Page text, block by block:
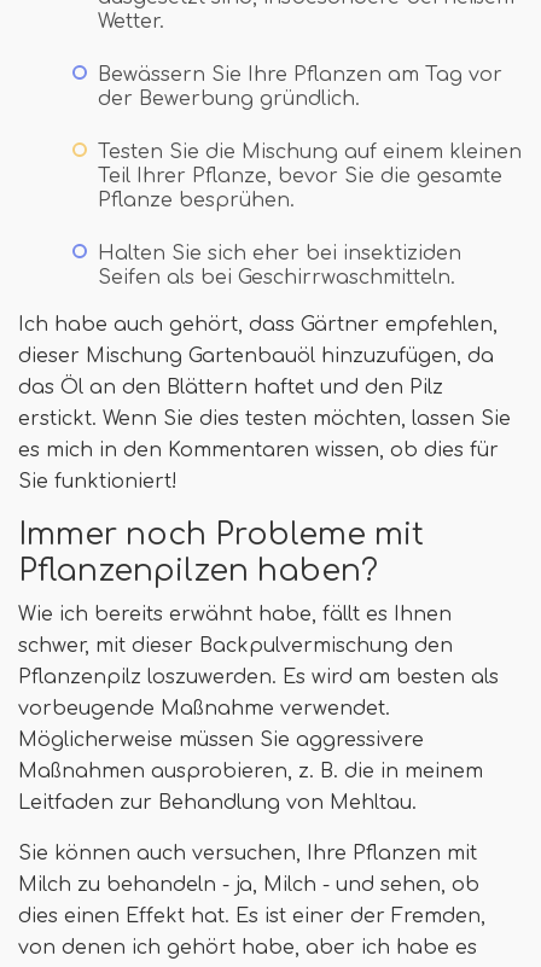
Wetter.
Bewässern Sie Ihre Pflanzen am Tag vor
der Bewerbung gründlich.
Testen Sie die Mischung auf einem kleinen
Teil Ihrer Pflanze, bevor Sie die gesamte
Pflanze besprühen.
Halten Sie sich eher bei insektiziden
Seifen als bei Geschirrwaschmitteln.
Ich habe auch gehört, dass Gärtner empfehlen,
dieser Mischung Gartenbauöl hinzuzufügen, da
das Öl an den Blättern haftet und den Pilz
erstickt. Wenn Sie dies testen möchten, lassen Sie
es mich in den Kommentaren wissen, ob dies für
Sie funktioniert!
Immer noch Probleme mit
Pflanzenpilzen haben?
Wie ich bereits erwähnt habe, fällt es Ihnen
schwer, mit dieser Backpulvermischung den
Pflanzenpilz loszuwerden. Es wird am besten als
vorbeugende Maßnahme verwendet.
Möglicherweise müssen Sie aggressivere
Maßnahmen ausprobieren, z. B. die in meinem
Leitfaden zur Behandlung von Mehltau.
Sie können auch versuchen, Ihre Pflanzen mit
Milch zu behandeln - ja, Milch - und sehen, ob
dies einen Effekt hat. Es ist einer der Fremden,
von denen ich gehört habe, aber ich habe es